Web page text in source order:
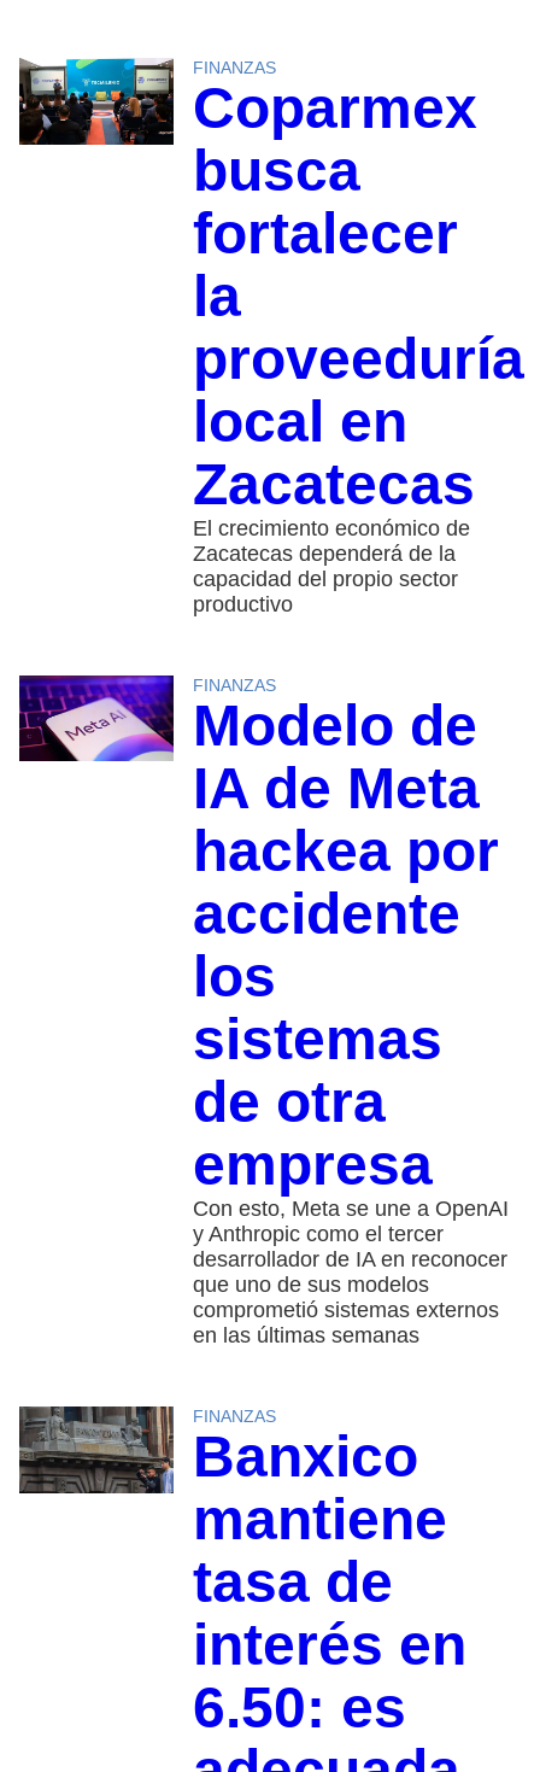
FINANZAS
Coparmex
busca
fortalecer
la
proveeduría
local en
Zacatecas
El crecimiento económico de
Zacatecas dependerá de la
capacidad del propio sector
productivo
FINANZAS
Modelo de
IA de Meta
hackea por
accidente
los
sistemas
de otra
empresa
Con esto, Meta se une a OpenAI
y Anthropic como el tercer
desarrollador de IA en reconocer
que uno de sus modelos
comprometió sistemas externos
en las últimas semanas
FINANZAS
Banxico
mantiene
tasa de
interés en
6.50: es